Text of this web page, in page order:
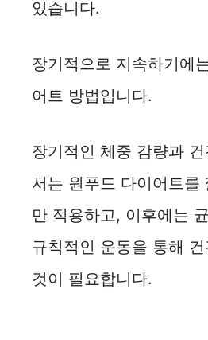
있습니다.
장기적으로 지속하기에
어트 방법입니다.
장기적인 체중 감량과
서는 원푸드 다이어트를
만 적용하고, 이후에는
규칙적인 운동을 통해
것이 필요합니다.